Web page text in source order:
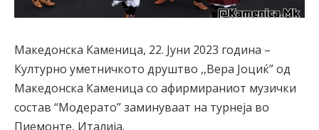
Македонска Каменица, 22. Јуни 2023 година –
Културно уметничкото друштво ,,Вера Јоциќ” од
Македонска Каменица со афирмираниот музички
состав “Модерато” заминуваат на турнеја во
Пиемонте, Италија.